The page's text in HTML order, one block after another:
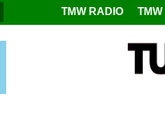
TMW RADIO